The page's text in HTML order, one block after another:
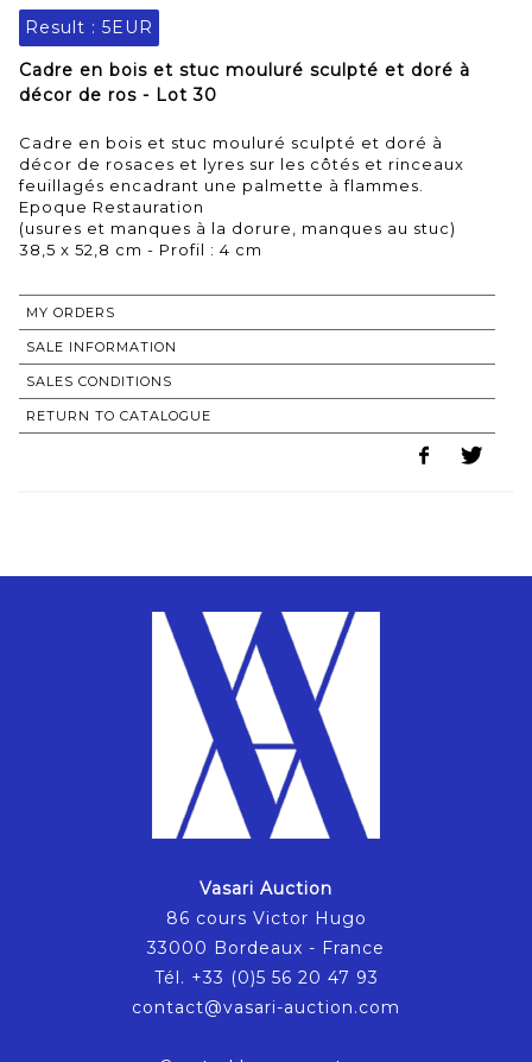
Result : 5EUR
Cadre en bois et stuc mouluré sculpté et doré à
décor de ros - Lot 30
Cadre en bois et stuc mouluré sculpté et doré à
décor de rosaces et lyres sur les côtés et rinceaux
feuillagés encadrant une palmette à flammes.
Epoque Restauration
(usures et manques à la dorure, manques au stuc)
38,5 x 52,8 cm - Profil : 4 cm
MY ORDERS
SALE INFORMATION
SALES CONDITIONS
RETURN TO CATALOGUE
Vasari Auction
86 cours Victor Hugo
33000 Bordeaux - France
Tél. +33 (0)5 56 20 47 93
contact@vasari-auction.com